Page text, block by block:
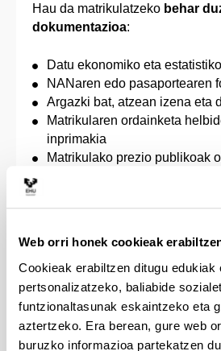
Web orri honek cookieak
Cookieak erabiltzen ditugu edukiak
pertsonalizatzeko, baliabide
funtzionaltasunak eskaintzeko eta
aztertzeko. Era berean, gure web
buruzko informazioa partekatzen
Hau da matrikulatzeko behar
dokumentazioa:
Datu ekonomiko eta
NANaren edo pasaportearen
Argazki bat, atzean izena eta
Matrikularen ordainketa
inprimakia
Matrikulako prezio publikoak
unibertsitateko zerbitzu
Jaurlaritzak onartzen duen
(desgaituak, familia ugariak,
biktimak, genero indarkeriako
bestelako kasuak, Prezio
kasu bakoitzerako ezarritako
Beka eskatuz gero,